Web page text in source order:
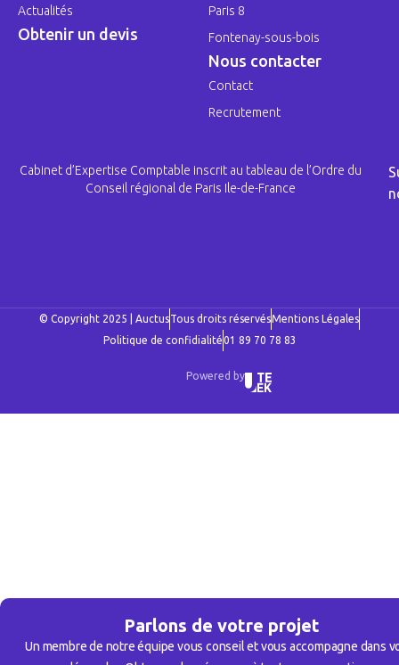
Parlons de votre projet
Un membre de notre équipe vous conseil et vous accompagne dans
Actualités
Obtenir un devis
Paris 8
Fontenay-sous-bois
Nous contacter
Contact
Recrutement
Cabinet d’Expertise Comptable inscrit au tableau de l’Ordre du
Conseil régional de Paris Ile-de-France
© Copyright 2025 | AuctusTous droits réservésMentions Légales
Politique de confidialité01 89 70 78 83
Powered by